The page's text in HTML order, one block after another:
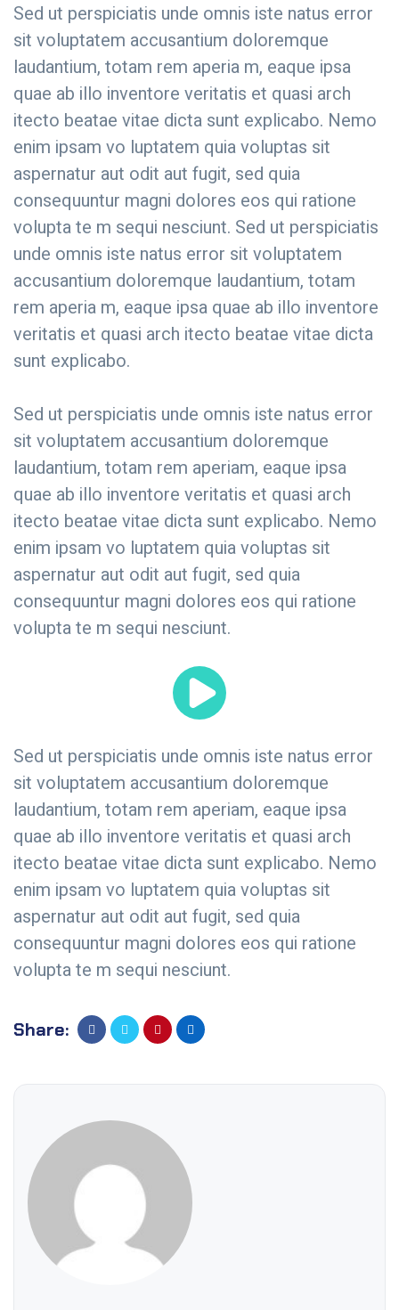
Sed ut perspiciatis unde omnis iste natus error
sit voluptatem accusantium doloremque
laudantium, totam rem aperia m, eaque ipsa
quae ab illo inventore veritatis et quasi arch
itecto beatae vitae dicta sunt explicabo. Nemo
enim ipsam vo luptatem quia voluptas sit
aspernatur aut odit aut fugit, sed quia
consequuntur magni dolores eos qui ratione
volupta te m sequi nesciunt. Sed ut perspiciatis
unde omnis iste natus error sit voluptatem
accusantium doloremque laudantium, totam
rem aperia m, eaque ipsa quae ab illo inventore
veritatis et quasi arch itecto beatae vitae dicta
sunt explicabo.
Sed ut perspiciatis unde omnis iste natus error
sit voluptatem accusantium doloremque
laudantium, totam rem aperiam, eaque ipsa
quae ab illo inventore veritatis et quasi arch
itecto beatae vitae dicta sunt explicabo. Nemo
enim ipsam vo luptatem quia voluptas sit
aspernatur aut odit aut fugit, sed quia
consequuntur magni dolores eos qui ratione
volupta te m sequi nesciunt.
Sed ut perspiciatis unde omnis iste natus error
sit voluptatem accusantium doloremque
laudantium, totam rem aperiam, eaque ipsa
quae ab illo inventore veritatis et quasi arch
itecto beatae vitae dicta sunt explicabo. Nemo
enim ipsam vo luptatem quia voluptas sit
aspernatur aut odit aut fugit, sed quia
consequuntur magni dolores eos qui ratione
volupta te m sequi nesciunt.
Share: